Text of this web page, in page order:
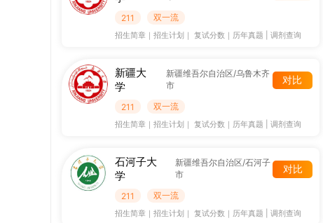
211 双一流
招生简章 ｜ 招生计划 ｜ 复试分数 ｜ 历年真题 调剂查询
新疆大
学
新疆维吾尔自治区/乌鲁木齐
市
对比
211 双一流
招生简章 ｜ 招生计划 ｜ 复试分数 ｜ 历年真题 调剂查询
石河子大
学
新疆维吾尔自治区/石河子
市
对比
211 双一流
招生简章 ｜ 招生计划 ｜ 复试分数 ｜ 历年真题 调剂查询